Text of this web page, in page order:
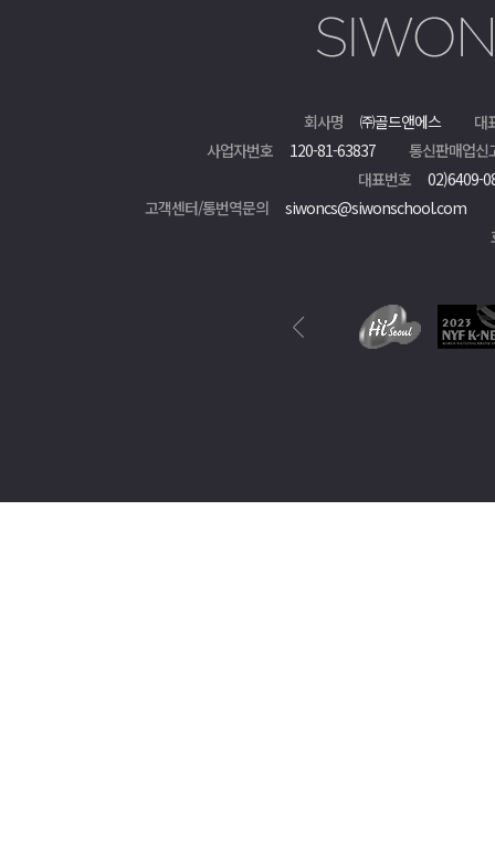
회사명 ㈜골드앤에스
대
사업자번호
120-81-63837
통신판매업신
대표번호
02)6409-
고객센터/통번역문의
siwoncs@siwonschool.com